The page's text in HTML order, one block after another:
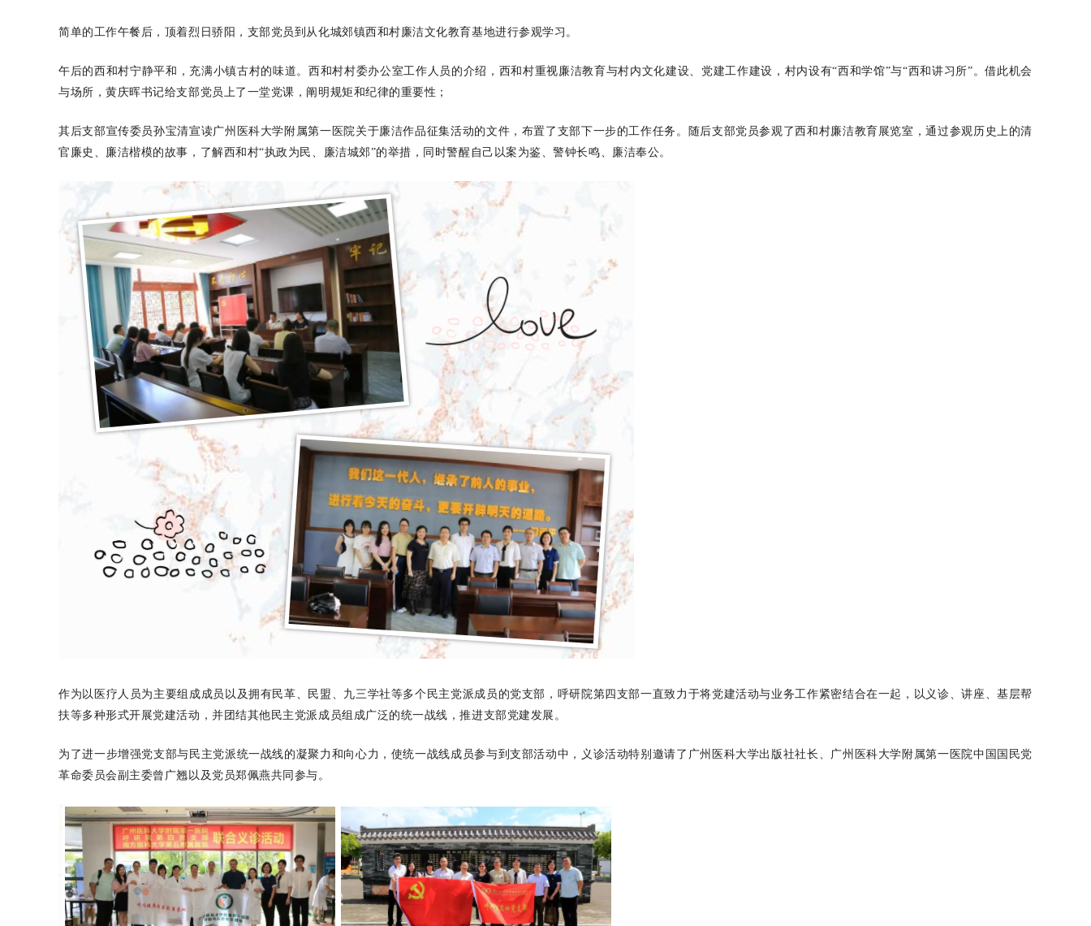
简单的工作午餐后，顶着烈日骄阳，支部党员到从化城郊镇西和村廉洁文化教育基地进行参观学习。
午后的西和村宁静平和，充满小镇古村的味道。西和村村委办公室工作人员的介绍，西和村重视廉洁教育与村内文化建设、党建工作建设，村内设有“西和学馆”与“西和讲习所”。借此机会
与场所，黄庆晖书记给支部党员上了一堂党课，阐明规矩和纪律的重要性；
其后支部宣传委员孙宝清宣读广州医科大学附属第一医院关于廉洁作品征集活动的文件，布置了支部下一步的工作任务。随后支部党员参观了西和村廉洁教育展览室，通过参观历史上的清
官廉史、廉洁楷模的故事，了解西和村“执政为民、廉洁城郊”的举措，同时警醒自己以案为鉴、警钟长鸣、廉洁奉公。
作为以医疗人员为主要组成成员以及拥有民革、民盟、九三学社等多个民主党派成员的党支部，呼研院第四支部一直致力于将党建活动与业务工作紧密结合在一起，以义诊、讲座、基层帮
扶等多种形式开展党建活动，并团结其他民主党派成员组成广泛的统一战线，推进支部党建发展。
为了进一步增强党支部与民主党派统一战线的凝聚力和向心力，使统一战线成员参与到支部活动中，义诊活动特别邀请了广州医科大学出版社社长、广州医科大学附属第一医院中国国民党
革命委员会副主委曾广翘以及党员郑佩燕共同参与。